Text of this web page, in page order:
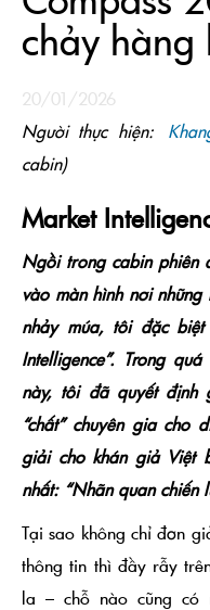
chảy hàng
20/01/2026
Người thực hiện:
cabin)
Market
Ngồi trong cabin phiên
vào màn hình nơi
nhảy múa, tôi đặc
Intelligence”. Trong
này, tôi đã quyết định
“chất” chuyên gia cho
giải cho khán giả Việt
nhất: “Nhãn quan chiến
Tại sao không chỉ đơn
thông tin thì đầy rẫy
la – chỗ nào cũng có